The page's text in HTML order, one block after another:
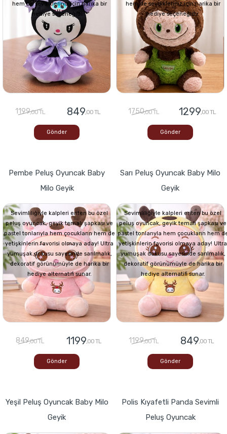
hem de sevdikleriniz için harika bir
hediye seçeneğidir.
1199,00 TL 849,00 TL
Gönder
hem de sevdikleriniz için harika bir
hediye seçeneğidir.
1750,00 TL 1299,00 TL
Gönder
Pembe Peluş Oyuncak Baby
Milo Geyik
Sevimliliğiyle kalpleri eriten bu özel
peluş oyuncak, geyik temalı şapkası ve
pastel tonlarıyla hem çocukların hem de
yetişkinlerin favorisi olmaya aday! Ultra
yumuşak dokusu sayesinde sarılmalık,
dekoratif görünümüyle de harika bir
hediye alternatifi sunar.
849,00 TL 1199,00 TL
Gönder
Sarı Peluş Oyuncak Baby Milo
Geyik
Sevimliliğiyle kalpleri eriten bu özel
peluş oyuncak, geyik temalı şapkası ve
pastel tonlarıyla hem çocukların hem
yetişkinlerin favorisi olmaya aday! Ultra
yumuşak dokusu sayesinde sarılmalık,
dekoratif görünümüyle de harika bir
hediye alternatifi sunar.
1199,00 TL 849,00 TL
Gönder
Yeşil Peluş Oyuncak Baby Milo
Geyik
Polis Kıyafetli Panda Sevimli
Peluş Oyuncak